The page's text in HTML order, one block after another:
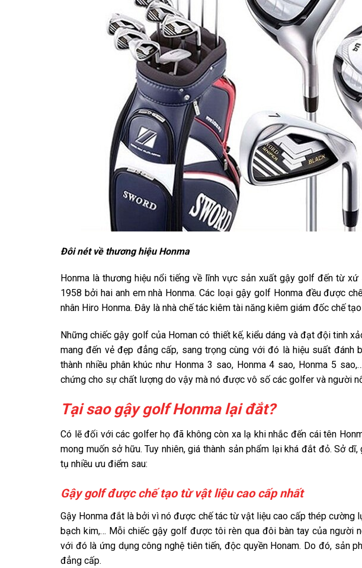
Đôi nét về thương hiệu Honma
Honma là thương hiệu nổi tiếng về lĩnh vực sản xuất gậy golf đến từ
1958 bởi hai anh em nhà Honma. Các loại gậy golf Honma đều được
nhân Hiro Honma. Đây là nhà chế tác kiêm tài năng kiêm giám đốc chế
Những chiếc gậy golf của Homan có thiết kế, kiểu dáng và đạt đội tinh
mang đến vẻ đẹp đẳng cấp, sang trọng cùng với đó là hiệu suất đánh
thành nhiều phân khúc như Honma 3 sao, Honma 4 sao, Honma 5
chứng cho sự chất lượng do vậy mà nó được vô số các golfer và người
Tại sao gậy golf Honma lại đắt?
Có lẽ đối với các golfer họ đã không còn xa lạ khi nhắc đến cái tên
mong muốn sở hữu. Tuy nhiên, giá thành sản phẩm lại khá đắt đỏ. Sở
tụ nhiều ưu điểm sau:
Gậy golf được chế tạo từ vật liệu cao cấp nhất
Gậy Honma đắt là bởi vì nó được chế tác từ vật liệu cao cấp thép cường
bạch kim,… Mỗi chiếc gậy golf được tôi rèn qua đôi bàn tay của người
với đó là ứng dụng công nghệ tiên tiến, độc quyền Honam. Do đó, sản
đẳng cấp.